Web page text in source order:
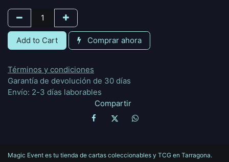
Add to Cart Comprar ahora
Términos y condiciones
Garantía de devolución de 30 días
Envío: 2-3 días laborables
Compartir
Magic Event es tu tienda de cartas coleccionables y TCG en Tarragona.